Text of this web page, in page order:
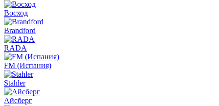
Восход
Brandford
RADA
FM (Испания)
Stahler
Айсберг